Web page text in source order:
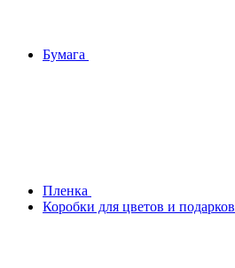
Бумага
Плeнка
Коробки для цветов и подарков